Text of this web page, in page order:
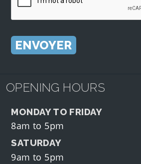
OPENING HOURS
MONDAY TO FRIDAY
8am to 5pm
SATURDAY
9am to 5pm